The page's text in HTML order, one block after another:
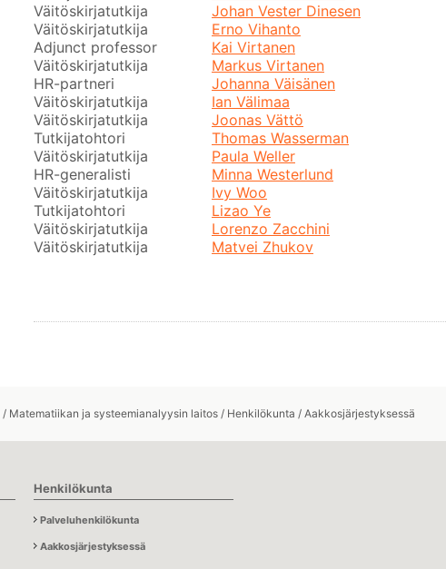
Väitöskirjatutkija
Johan Vester Dinesen
Väitöskirjatutkija
Erno Vihanto
Adjunct professor
Kai Virtanen
Väitöskirjatutkija
Markus Virtanen
HR-partneri
Johanna Väisänen
Väitöskirjatutkija
Ian Välimaa
Väitöskirjatutkija
Joonas Vättö
Tutkijatohtori
Thomas Wasserman
Väitöskirjatutkija
Paula Weller
HR-generalisti
Minna Westerlund
Väitöskirjatutkija
Ivy Woo
Tutkijatohtori
Lizao Ye
Väitöskirjatutkija
Lorenzo Zacchini
Väitöskirjatutkija
Matvei Zhukov
/ Matematiikan ja systeemianalyysin laitos / Henkilökunta / Aakkosjärjestyksessä
Henkilökunta
Palveluhenkilökunta
Aakkosjärjestyksessä